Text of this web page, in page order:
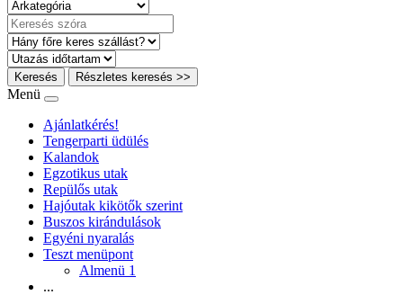
Keresés Részletes keresés >>
Menü
Ajánlatkérés!
Tengerparti üdülés
Kalandok
Egzotikus utak
Repülős utak
Hajóutak kikötők szerint
Buszos kirándulások
Egyéni nyaralás
Teszt menüpont
Almenü 1
...